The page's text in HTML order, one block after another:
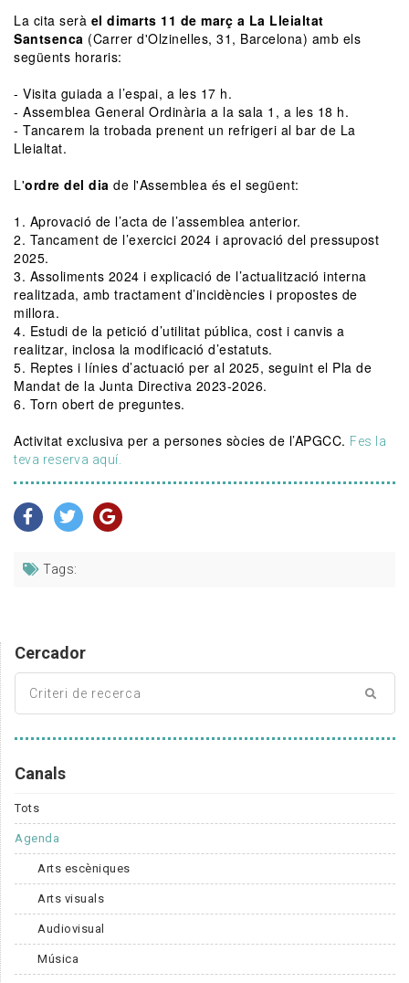
La cita serà el dimarts 11 de març a La Lleialtat
Santsenca (Carrer d'Olzinelles, 31, Barcelona) amb els
següents horaris:
- Visita guiada a l’espai, a les 17 h.
- Assemblea General Ordinària a la sala 1, a les 18 h.
- Tancarem la trobada prenent un refrigeri al bar de La
Lleialtat.
L'ordre del dia de l'Assemblea és el següent:
1. Aprovació de l’acta de l’assemblea anterior.
2. Tancament de l’exercici 2024 i aprovació del pressupost
2025.
3. Assoliments 2024 i explicació de l’actualització interna
realitzada, amb tractament d’incidències i propostes de
millora.
4. Estudi de la petició d’utilitat pública, cost i canvis a
realitzar, inclosa la modificació d’estatuts.
5. Reptes i línies d’actuació per al 2025, seguint el Pla de
Mandat de la Junta Directiva 2023-2026.
6. Torn obert de preguntes.
Activitat exclusiva per a persones sòcies de l’APGCC. Fes la
teva reserva aquí.
Tags:
Cercador
Canals
Tots
Agenda
Arts escèniques
Arts visuals
Audiovisual
Música